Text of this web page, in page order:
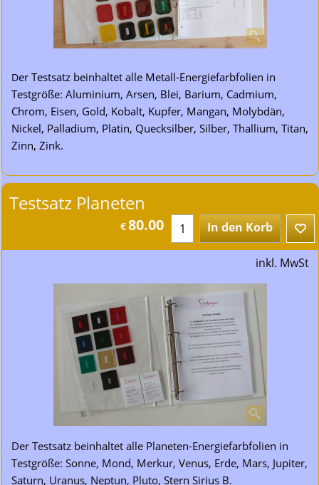
Der Testsatz beinhaltet alle Metall-Energiefarbfolien in
Testgröße: Aluminium, Arsen, Blei, Barium, Cadmium,
Chrom, Eisen, Gold, Kobalt, Kupfer, Mangan, Molybdän,
Nickel, Palladium, Platin, Quecksilber, Silber, Thallium, Titan,
Zinn, Zink.
Testsatz Planeten
€80.00 In den Korb
inkl. MwSt
Der Testsatz beinhaltet alle Planeten-Energiefarbfolien in
Testgröße: Sonne, Mond, Merkur, Venus, Erde, Mars, Jupiter,
Saturn, Uranus, Neptun, Pluto, Stern Sirius B.